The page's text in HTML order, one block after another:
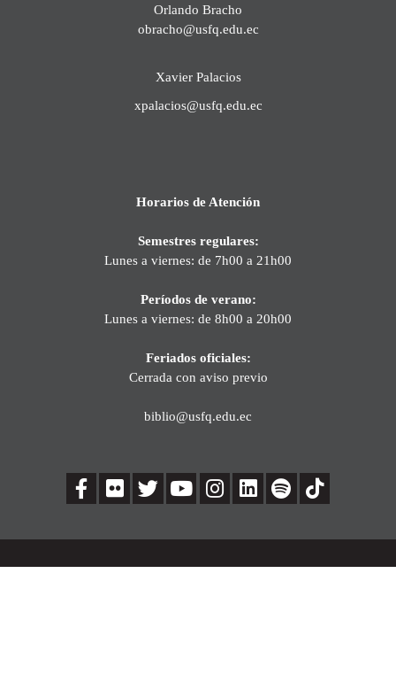
Orlando Bracho
obracho@usfq.edu.ec
Xavier Palacios
xpalacios@usfq.edu.ec
Horarios de Atención
Semestres regulares:
Lunes a viernes: de 7h00 a 21h00
Períodos de verano:
Lunes a viernes: de 8h00 a 20h00
Feriados oficiales:
Cerrada con aviso previo
biblio@usfq.edu.ec